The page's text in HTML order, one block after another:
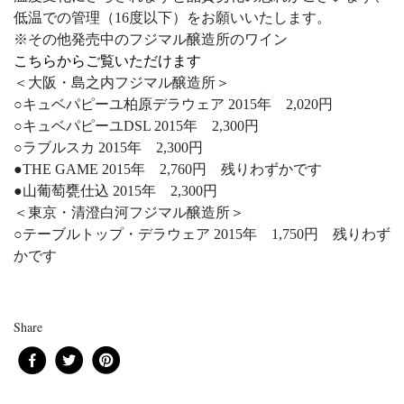
低温での管理（16度以下）をお願いいたします。
※その他発売中のフジマル醸造所のワイン
こちらからご覧いただけます
＜大阪・島之内フジマル醸造所＞
○キュベパピーユ柏原デラウェア 2015年 2,020円
○キュベパピーユDSL 2015年 2,300円
○ラブルスカ 2015年 2,300円
●THE GAME 2015年 2,760円 残りわずかです
●山葡萄甕仕込 2015年 2,300円
＜東京・清澄白河フジマル醸造所＞
○テーブルトップ・デラウェア 2015年 1,750円 残りわず
かです
Share